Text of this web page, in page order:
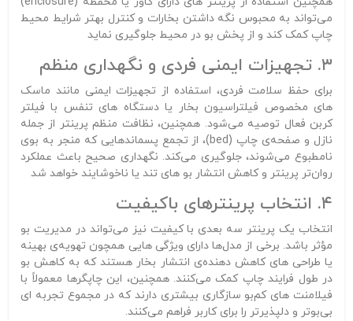
می‌تواند به محبوس نگه‌ داشتن بخارات و کنترل بهتر شرایط محیط
چاپ کمک کند و از پخش بو در محیط جلوگیری نماید
۳. تجهیزات ایمنی فردی و نگهداری منظم
برای حفظ سلامت فردی، استفاده از تجهیزات ایمنی مانند ماسک‌
های مخصوص فیلتراسیون بخار یا دستگاه‌ های تنفس با فیلتر
کربن فعال توصیه می‌شود. همچنین، نظافت منظم پرینتر از جمله
نازل و صفحه‌ی چاپ (bed)، از تجمع پسماندهایی که منجر به بوی
نامطبوع می‌شوند، جلوگیری می‌کند. نگهداری صحیح باعث عملکرد
روان‌تر پرینتر و کاهش انتشار بو های تند یا ناخوشایند خواهد شد
۴. انتخاب پرینترهای باکیفیت
انتخاب یک پرینتر سه‌ بعدی با کیفیت نیز می‌تواند در مدیریت بو
مؤثر باشد. برخی از مدل‌ها دارای ویژگی‌ هایی همچون تهویه‌ی بهینه
یا طراحی‌ های کاهش‌ دهنده‌ی انتشار بخار هستند که به کاهش بو
در طول فرایند چاپ کمک می‌کنند. همچنین، این چاپگرها معمولاً با
فیلامنت‌ های کم‌بو سازگاری بیشتری دارند که در مجموع تجربه‌ ای
بی‌بوتر و دلپذیرتر را برای کاربر فراهم می‌کنند.